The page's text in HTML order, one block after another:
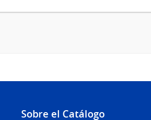
Sobre el Catálogo